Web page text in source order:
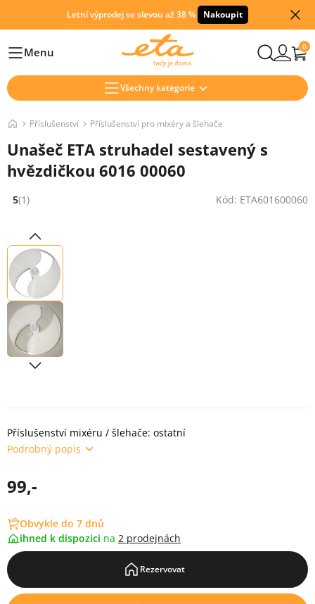
Letní výprodej se slevou až 38 % Nakoupit
HlavníMenu 0
Všechny kategorie
Příslušenství Příslušenství pro mixéry a šlehače
Unašeč ETA struhadel sestavený s
hvězdičkou 6016 00060
Hodnocení: 5 z 5 (1 recenzí)
5(1) Kód: ETA601600060
Příslušenství mixéru / šlehače: ostatní
Podrobný popis
99,-
Obvykle do 7 dnů
ihned k dispozici na 2 prodejnách
Rezervovat